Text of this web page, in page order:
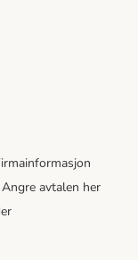
Angre avtalen her